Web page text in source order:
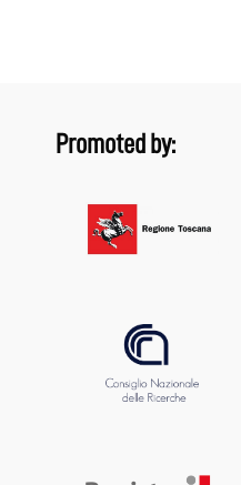
Promoted by: